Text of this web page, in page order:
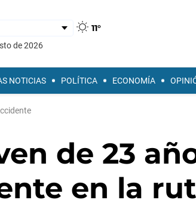
11°
de 2026
NOTICIAS POLÍTICA ECONOMÍA
de 23
en la